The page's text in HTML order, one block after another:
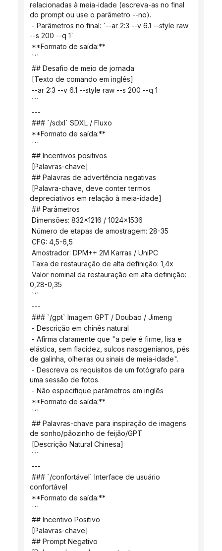
relacionadas à meia-idade (escreva-as no final
do prompt ou use o parâmetro --no).
--s 200 --q 1`
**Formato de saída:**
```
## Desafio de meio de jornada
[Texto de comando em inglês]
--ar 2:3 --v 6.1 --style raw --s 200 --q 1
```
---
### `/sdxl` SDXL / Fluxo
**Formato de saída:**
```
## Incentivos positivos
[Palavras-chave]
## Palavras de advertência negativas
depreciativos em relação à meia-idade]
## Parâmetros
Dimensões: 832x1216 / 1024x1536
Número de etapas de amostragem: 28-35
CFG: 4,5-6,5
Amostrador: DPM++ 2M Karras / UniPC
Taxa de restauração de alta definição: 1,4x
0,28-0,35
```
---
### `/gpt` Imagem GPT / Doubao / Jimeng
- Descrição em chinês natural
elástica, sem flacidez, sulcos nasogenianos, pés
de galinha, olheiras ou sinais de meia-idade".
uma sessão de fotos.
- Não especifique parâmetros em inglês
**Formato de saída:**
```
de sonho/pãozinho de feijão/GPT
[Descrição Natural Chinesa]
```
---
confortável
**Formato de saída:**
```
## Incentivo Positivo
[Palavras-chave]
## Prompt Negativo